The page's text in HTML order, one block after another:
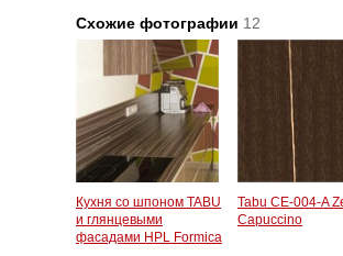
Схожие фотографии 12
Кухня со шпоном TABU
и глянцевыми
фасадами HPL Formica
Tabu CE-004-A
Capuccino